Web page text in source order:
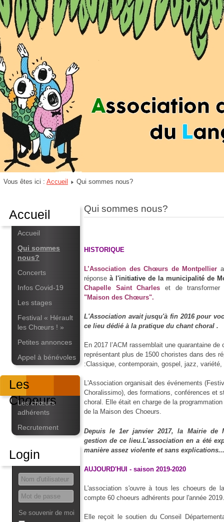
Vous êtes ici : Accueil Qui sommes nous?
Accueil
Accueil
Qui sommes
nous?
Concerts
Infos Covid-19
Les stages
Festival « Hérault
les Chœurs ! »
Petites annonces
Appel à bénévoles
Les
Choeurs
Les chœurs
adhérents
Recrutement
Login
Se souvenir de moi
Qui sommes nous?
HISTORIQUE
L’Association des Chœurs de Montpellier
réponse à l'initiative de la municipalité de
Chapelle SaintCharles et de
"Maison des Chœurs".
L'Association avait jusqu'à fin 2016 pour
ce lieu dédié à la pratique du chant choral .
En 2017 l’ACM rassemblait une quarantaine
représentant plus de 1500 choristes dans des
:Classique, contemporain, gospel, jazz,
L'Association organisait des événements
Choralissimo), des formations, conférences et
choral. Elle était en charge de la
de la Maison des Choeurs.
Depuis le 1er janvier 2017, la Mairie de
gestion de ce lieu.L'association en a été
manière assez violente et sans explications...
AUJOURD'HUI - saison 2019-2020
L'association s'ouvre à tous les choeurs de
compte 60 choeurs adhérents pour l'année 2019.
Elle reçoit le soutien du Conseil